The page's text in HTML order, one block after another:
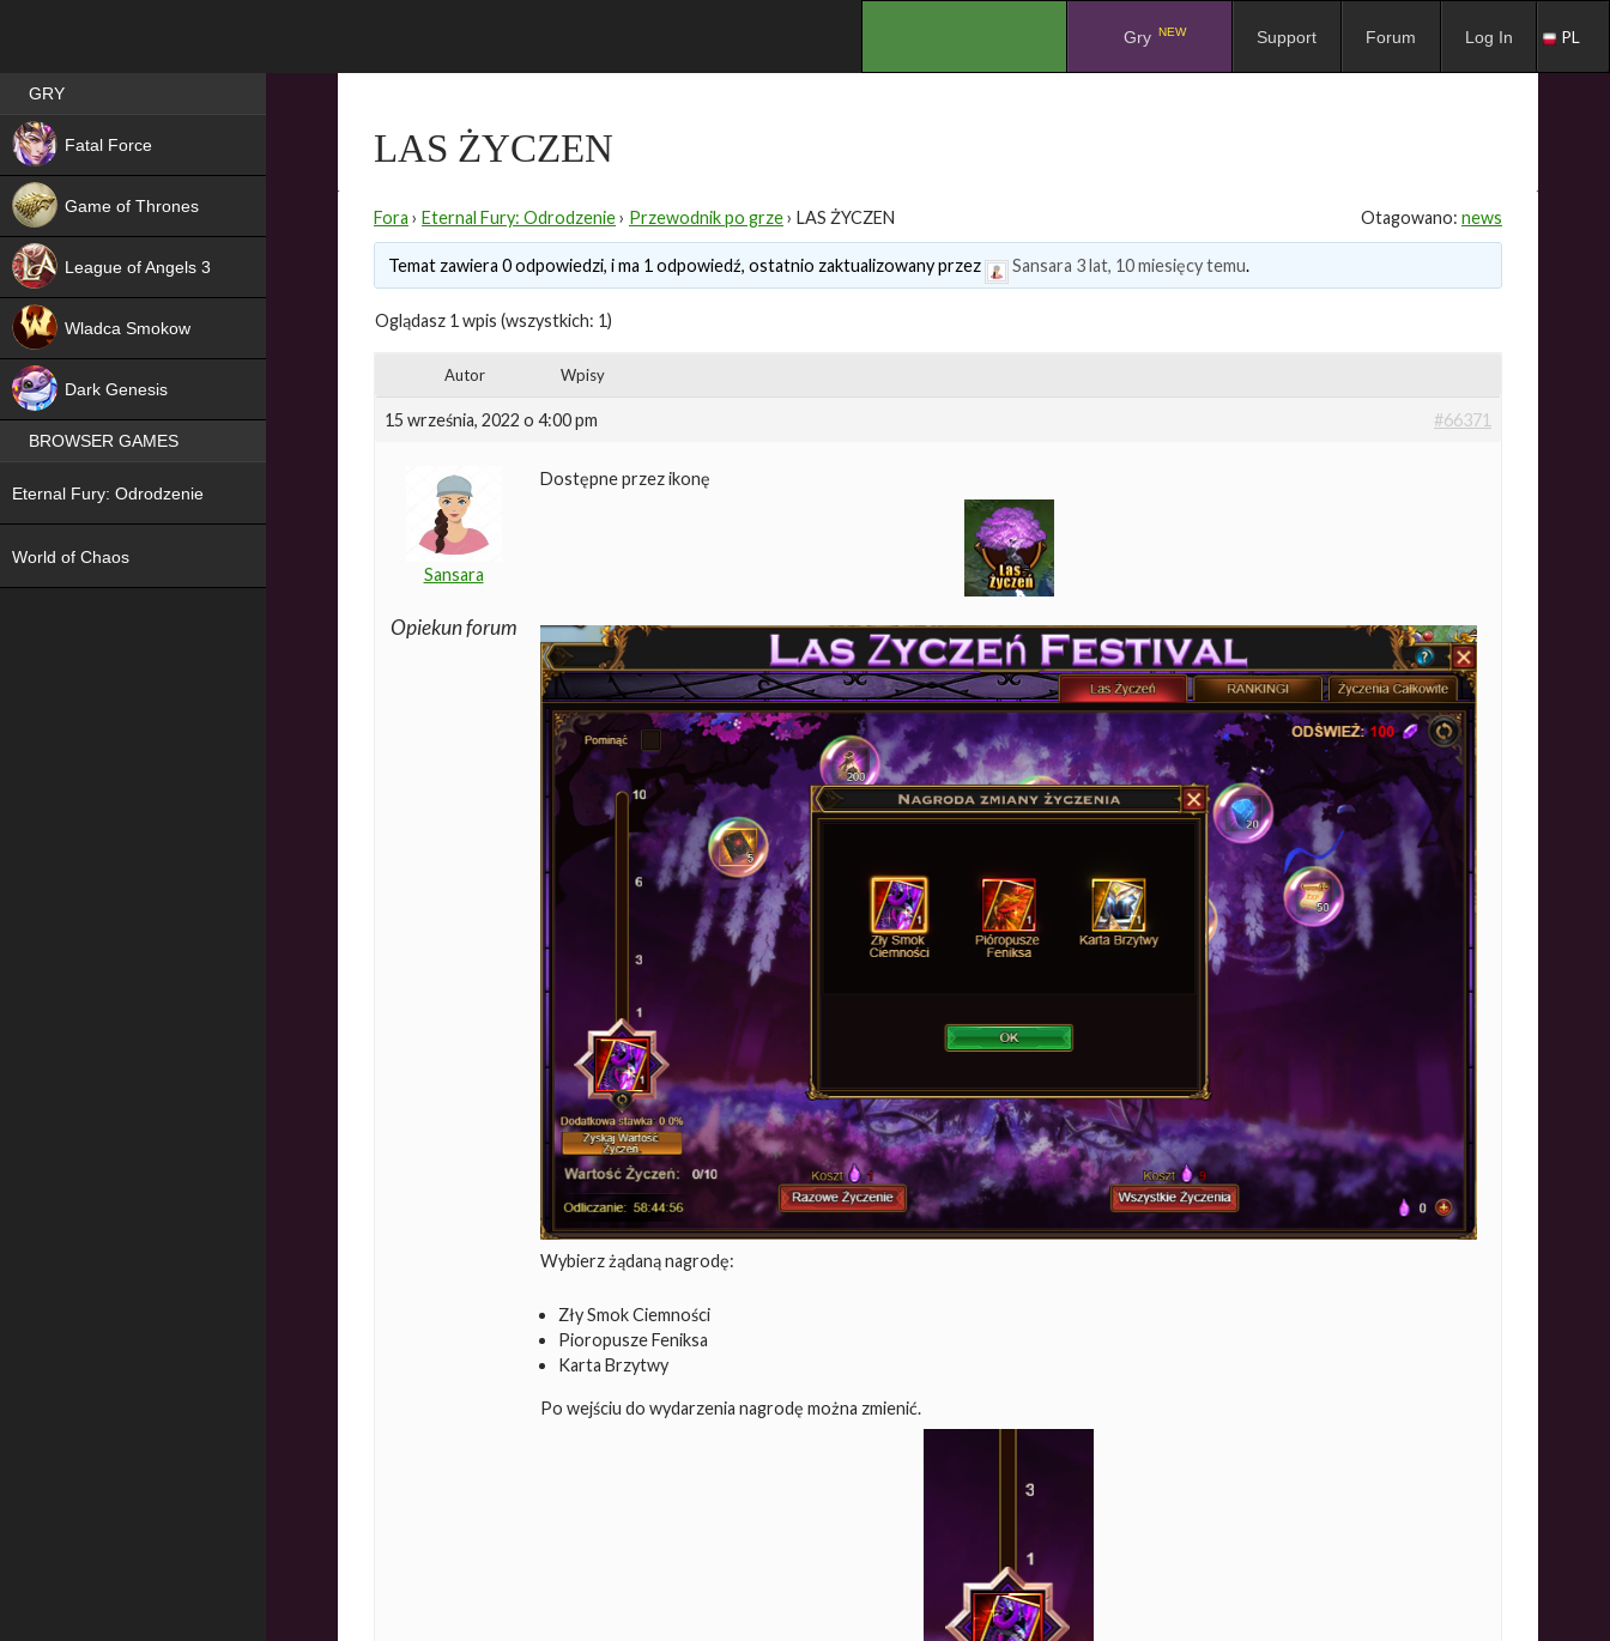
Gry NEW Support Forum Log In PL
LAS ŻYCZEN
Fora › Eternal Fury: Odrodzenie› Przewodnik po grze› LAS ŻYCZEN Otagowano: news
Temat zawiera 0 odpowiedzi, i ma 1 odpowiedź, ostatnio zaktualizowany przez Sansara 3 lat, 10 miesięcy temu.
Oglądasz 1 wpis (wszystkich: 1)
Autor Wpisy
15 września, 2022 o 4:00 pm #66371
Sansara
Opiekun forum
Dostępne przez ikonę
Wybierz żądaną nagrodę:
Zły Smok Ciemności
Pioropusze Feniksa
Karta Brzytwy
Po wejściu do wydarzenia nagrodę można zmienić.
Best RPG games in Poland
GRY
Fatal Force
Game of Thrones
League of Angels 3
Wladca Smokow
Dark Genesis
BROWSER GAMES
Eternal Fury: Odrodzenie
World of Chaos